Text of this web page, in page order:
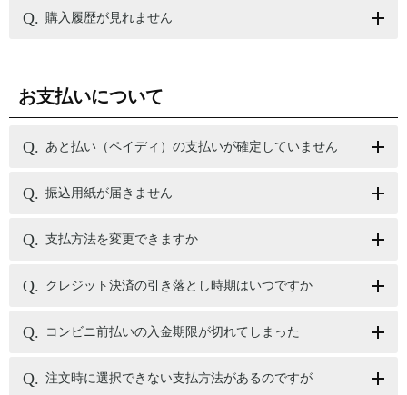
購入履歴が見れません
お支払いについて
あと払い（ペイディ）の支払いが確定していません
振込用紙が届きません
支払方法を変更できますか
クレジット決済の引き落とし時期はいつですか
コンビニ前払いの入金期限が切れてしまった
注文時に選択できない支払方法があるのですが